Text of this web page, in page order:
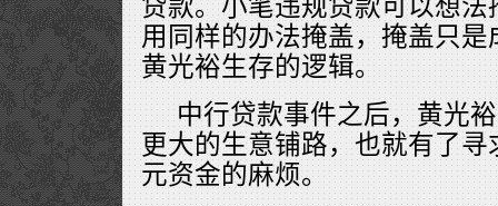
贷款。小笔违规贷款可以想
用同样的办法掩盖，掩盖只
黄光裕生存的逻辑。
中行贷款事件之后，黄光
更大的生意铺路，也就有了
元资金的麻烦。